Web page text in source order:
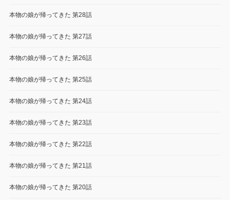
本物の娘が帰ってきた 第28話
本物の娘が帰ってきた 第27話
本物の娘が帰ってきた 第26話
本物の娘が帰ってきた 第25話
本物の娘が帰ってきた 第24話
本物の娘が帰ってきた 第23話
本物の娘が帰ってきた 第22話
本物の娘が帰ってきた 第21話
本物の娘が帰ってきた 第20話